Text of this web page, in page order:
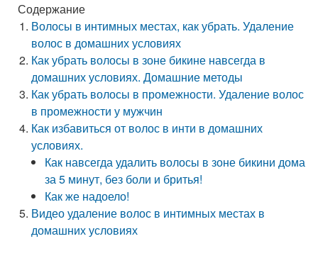
Содержание
Волосы в интимных местах, как убрать. Удаление
волос в домашних условиях
Как убрать волосы в зоне бикине навсегда в
домашних условиях. Домашние методы
Как убрать волосы в промежности. Удаление волос
в промежности у мужчин
Как избавиться от волос в инти в домашних
условиях.
Как навсегда удалить волосы в зоне бикини дома
за 5 минут, без боли и бритья!
Как же надоело!
Видео удаление волос в интимных местах в
домашних условиях